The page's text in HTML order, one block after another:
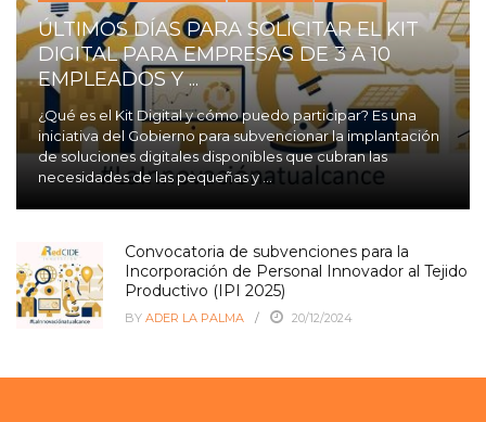
ÚLTIMOS DÍAS PARA SOLICITAR EL KIT
DIGITAL PARA EMPRESAS DE 3 A 10
EMPLEADOS Y ...
¿Qué es el Kit Digital y cómo puedo participar? Es una
iniciativa del Gobierno para subvencionar la implantación
de soluciones digitales disponibles que cubran las
necesidades de las pequeñas y ...
Convocatoria de subvenciones para la
Incorporación de Personal Innovador al Tejido
Productivo (IPI 2025)
BY ADER LA PALMA 20/12/2024